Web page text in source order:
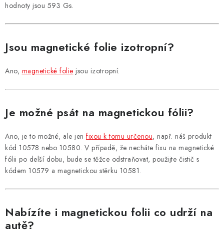
hodnoty jsou 593 Gs.
Jsou magnetické folie izotropní?
Ano, magnetické folie jsou izotropní.
Je možné psát na magnetickou fólii?
Ano, je to možné, ale jen fixou k tomu určenou, např. náš produkt
kód 10578 nebo 10580. V případě, že necháte fixu na magnetické
fólii po delší dobu, bude se těžce odstraňovat, použijte čistič s
kódem 10579 a magnetickou stěrku 10581.
Nabízíte i magnetickou folii co udrží na
autě?